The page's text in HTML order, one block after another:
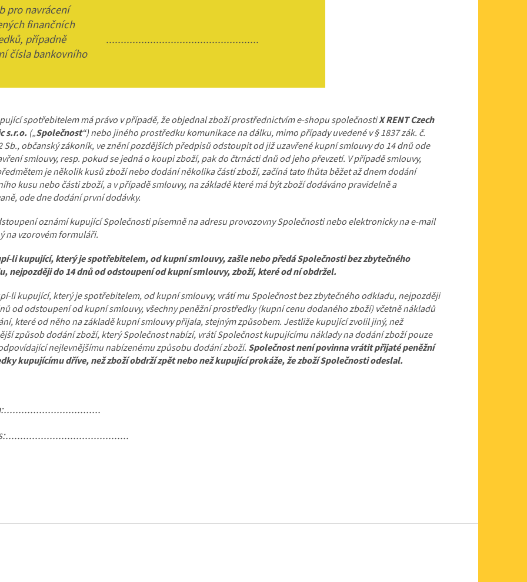
pro navrácení
finančních
případně
čísla bankovního
....................................................
spotřebitelem má právo v případě, že objednal zboží prostřednictvím e-shopu společnostiX RENT Czech
s.r.o. („Společnost“) nebo jiného prostředku komunikace na dálku, mimo případy uvedené v § 1837 zák. č.
Sb., občanský zákoník, ve znění pozdějších předpisů odstoupit od již uzavřené kupní smlouvy do 14 dnů ode
smlouvy, resp. pokud se jedná o koupi zboží, pak do čtrnácti dnů od jeho převzetí. V případě smlouvy,
je několik kusů zboží nebo dodání několika částí zboží, začíná tato lhůta běžet až dnem dodání
kusu nebo části zboží, a v případě smlouvy, na základě které má být zboží dodáváno pravidelně a
ode dne dodání první dodávky.
oznámí kupující Společnosti písemně na adresu provozovny Společnosti nebo elektronicky na e-mail
na vzorovém formuláři.
li kupující, který je spotřebitelem, od kupní smlouvy, zašle nebo předá Společnosti bez zbytečného
nejpozději do 14 dnů od odstoupení od kupní smlouvy, zboží, které od ní obdržel.
li kupující, který je spotřebitelem, od kupní smlouvy, vrátí mu Společnost bez zbytečného odkladu, nejpozději
od odstoupení od kupní smlouvy, všechny peněžní prostředky (kupní cenu dodaného zboží) včetně nákladů
které od něho na základě kupní smlouvy přijala, stejným způsobem. Jestliže kupující zvolil jiný, než
způsob dodání zboží, který Společnost nabízí, vrátí Společnost kupujícímu náklady na dodání zboží pouze
nejlevnějšímu nabízenému způsobu dodání zboží. Společnost není povinna vrátit přijaté peněžní
kupujícímu dříve, než zboží obdrží zpět nebo než kupující prokáže, že zboží Společnosti odeslal.